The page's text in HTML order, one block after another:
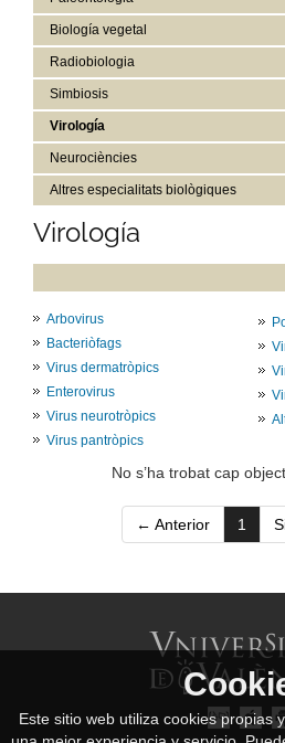
Biología vegetal
Radiobiologia
Simbiosis
Virología
Neurociències
Altres especialitats biològiques
Virología
Arbovirus
Bacteriòfags
Virus dermatròpics
Enterovirus
Virus neurotròpics
Virus pantròpics
No s’ha trobat cap
← Anterior 1
Este sitio web utiliza cookies propias